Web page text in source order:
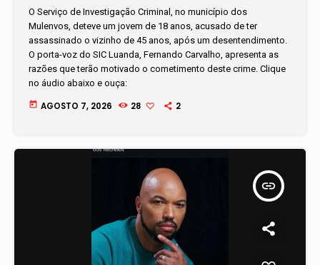
O Serviço de Investigação Criminal, no município dos
Mulenvos, deteve um jovem de 18 anos, acusado de ter
assassinado o vizinho de 45 anos, após um desentendimento.
O porta-voz do SIC Luanda, Fernando Carvalho, apresenta as
razões que terão motivado o cometimento deste crime. Clique
no áudio abaixo e ouça:
today AGOSTO 7, 2026 28 2
insert_link